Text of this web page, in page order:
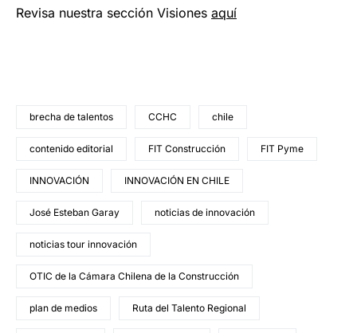
Revisa nuestra sección Visiones aquí
brecha de talentos CCHC chile
contenido editorial FIT Construcción FIT Pyme
INNOVACIÓN INNOVACIÓN EN CHILE
José Esteban Garay noticias de innovación
noticias tour innovación
OTIC de la Cámara Chilena de la Construcción
plan de medios Ruta del Talento Regional